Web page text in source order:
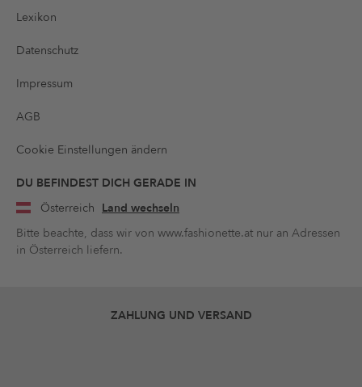
Lexikon
Datenschutz
Impressum
AGB
Cookie Einstellungen ändern
DU BEFINDEST DICH GERADE IN
Österreich Land wechseln
Bitte beachte, dass wir von www.fashionette.at nur an Adressen
in Österreich liefern.
ZAHLUNG UND VERSAND